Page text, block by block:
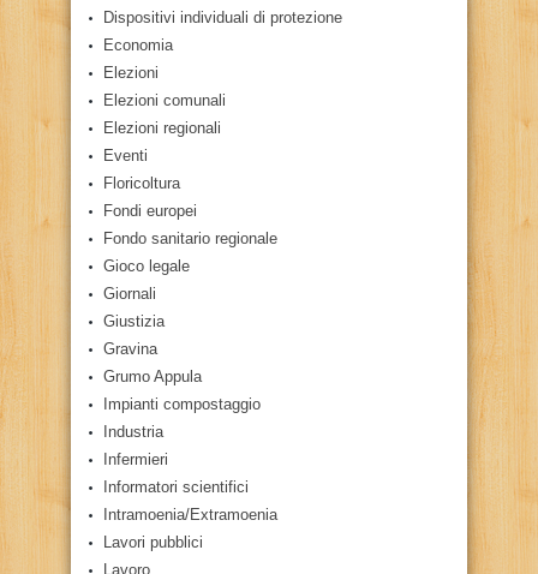
Dispositivi individuali di protezione
Economia
Elezioni
Elezioni comunali
Elezioni regionali
Eventi
Floricoltura
Fondi europei
Fondo sanitario regionale
Gioco legale
Giornali
Giustizia
Gravina
Grumo Appula
Impianti compostaggio
Industria
Infermieri
Informatori scientifici
Intramoenia/Extramoenia
Lavori pubblici
Lavoro